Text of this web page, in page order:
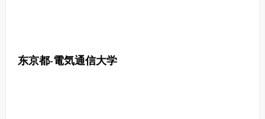
东京都-電気通信大学